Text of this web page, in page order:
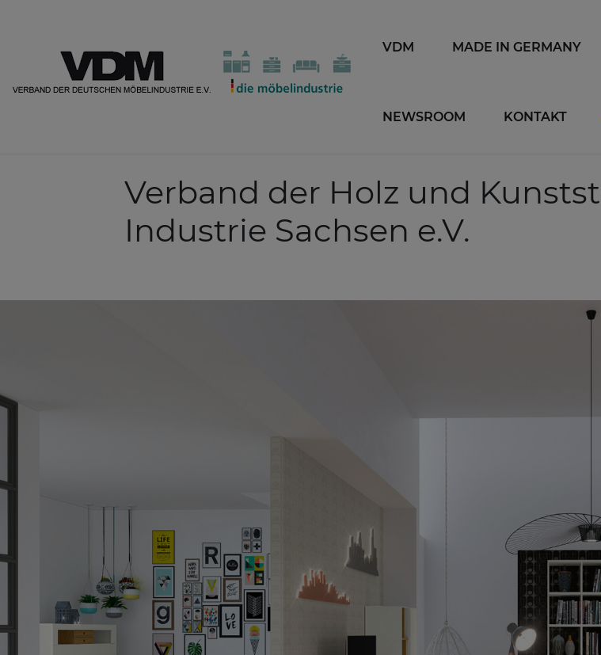
VDM MADE IN GERMANY
NEWSROOM KONTAKT
Verband der Holz und
Industrie Sachsen e.V.